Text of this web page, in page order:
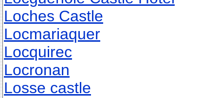
Loches Castle
Locmariaquer
Locquirec
Locronan
Losse castle